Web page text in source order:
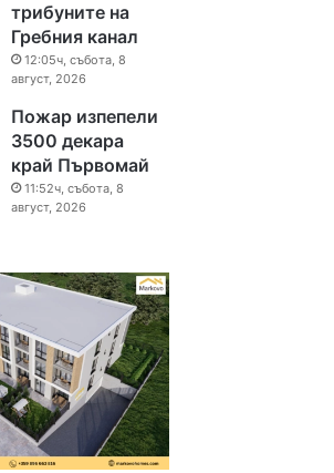
трибуните на
Гребния канал
12:05ч, събота, 8
август, 2026
Пожар изпепели
3500 декара
край Първомай
11:52ч, събота, 8
август, 2026